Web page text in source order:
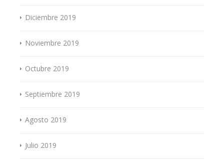
Diciembre 2019
Noviembre 2019
Octubre 2019
Septiembre 2019
Agosto 2019
Julio 2019